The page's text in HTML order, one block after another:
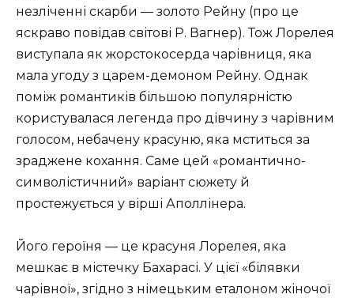
незліченні скарби — золото Рейну (про це
яскраво повідав світові Р. Вагнер). Тож Лорелея
виступала як жорстокосерда чарівниця, яка
мала угоду з царем-демоном Рейну. Однак
поміж романтиків більшою популярністю
користувалася легенда про дівчину з чарівним
голосом, небачену красуню, яка мститься за
зраджене кохання. Саме цей «романтично-
символістичний» варіант сюжету й
простежується у вірші Аполлінера.
Його героїня — це красуня Лорелея, яка
мешкає в містечку Бахарасі. У цієї «білявки
чарівної», згідно з німецьким еталоном жіночої